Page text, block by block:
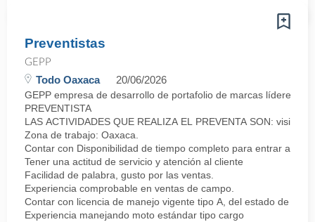
Preventistas
GEPP
Todo Oaxaca 20/06/2026
GEPP empresa de desarrollo de portafolio de marcas líderes
PREVENTISTA
LAS ACTIVIDADES QUE REALIZA EL PREVENTA SON:
Zona de trabajo: Oaxaca.
Contar con Disponibilidad de tiempo completo para entrar a
Tener una actitud de servicio y atención al cliente
Facilidad de palabra, gusto por las ventas.
Experiencia comprobable en ventas de campo.
Contar con licencia de manejo vigente tipo A, del estado de
Experiencia manejando moto estándar tipo cargo